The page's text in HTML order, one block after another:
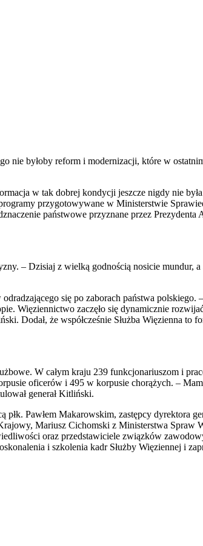
byłoby reform i modernizacji, które w ostatnim
w tak dobrej kondycji jeszcze nigdy nie
przygotowywane w Ministerstwie
państwowe przyznane przez Prezydenta
– Dzisiaj z wielką godnością nosicie mundur, a
się po zaborach państwa polskiego.
Więziennictwo zaczęło się dynamicznie
Dodał, że współcześnie Służba Więzienna to
W całym kraju 239 funkcjonariuszom i
oficerów i 495 w korpusie chorążych. –
generał Kitliński.
Pawłem Makarowskim, zastępcy dyrektora
Mariusz Cichomski z Ministerstwa Spraw
oraz przedstawiciele związków
i szkolenia kadr Służby Więziennej i